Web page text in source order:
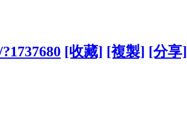
[收藏] [複製] [分享]